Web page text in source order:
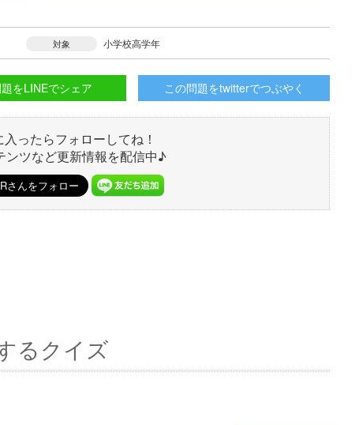
対象 小学校高学年
をLINEでシェア この問題をtwitterでつぶやく
ったらフォローしてね！
ンツなど更新情報を配信中♪
るクイズ